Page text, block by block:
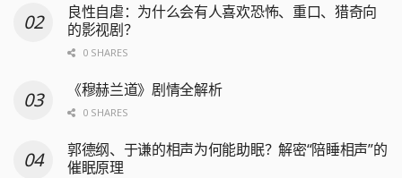
良性自虐：为什么会有人喜欢恐怖、重口、猎奇向
的影视剧？
0 SHARES
《穆赫兰道》剧情全解析
0 SHARES
郭德纲、于谦的相声为何能助眠？解密“陪睡相声”的
催眠原理